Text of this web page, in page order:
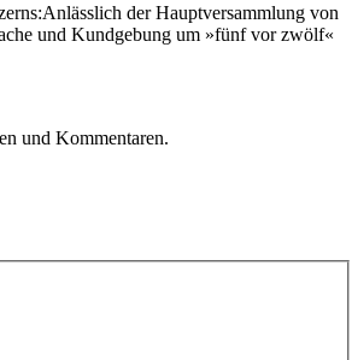
der Hauptversammlung von
und Kundgebung um »fünf vor zwölf«
und Kommentaren.